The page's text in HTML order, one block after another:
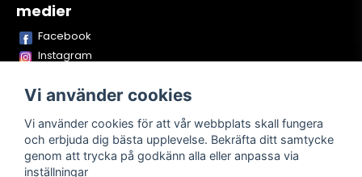
medier
Facebook
Instagram
TikTok
Vi använder cookies
Vi använder cookies för att vår webbplats skall fungera
och erbjuda dig bästa upplevelse. Bekräfta ditt samtycke
genom att trycka på godkänn alla eller anpassa via
inställningar